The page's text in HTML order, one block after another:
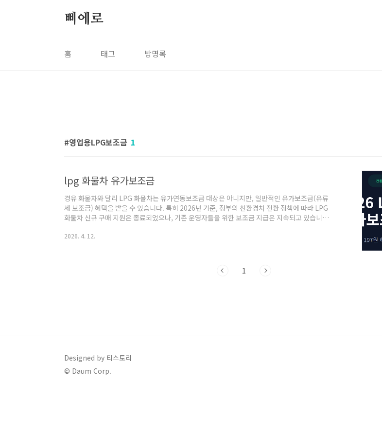
삐에로
홈 태그 방명록
영업용LPG보조금 1
lpg 화물차 유가보조금
경유 화물차와 달리 LPG 화물차는 유가연동보조금 대상은 아니지만, 일반적인 유가보조금(유류
세 보조금) 혜택을 받을 수 있습니다. 특히 2026년 기준, 정부의 친환경차 전환 정책에 따라 LPG
화물차 신규 구매 지원은 종료되었으나, 기존 운영자들을 위한 보조금 지급은 지속되고 있습니
LPG(액화석유가스)를 연료로 사용하는 영업용 화물자동차는 유류세 중 일부를 환급받는 방식으
2026. 4. 12.
1
Designed by 티스토리
© Daum Corp.